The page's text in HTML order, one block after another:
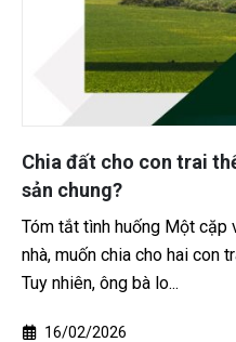
thành tài
hai căn
sau này.
Làm thế
Tóm tắt tình
40 năm,
người thân